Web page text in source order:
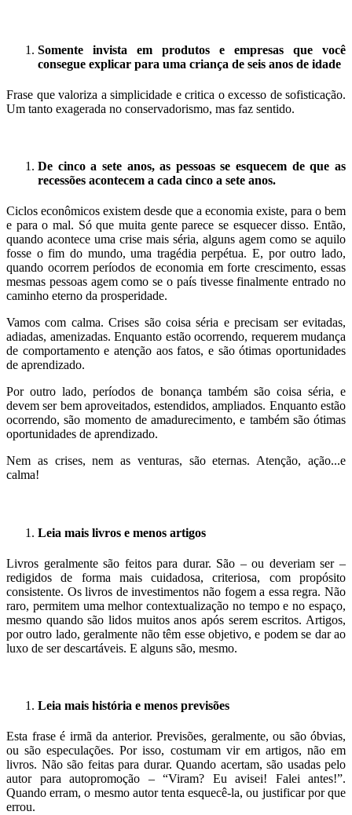
Somente invista em produtos e empresas que você
consegue explicar para uma criança de seis anos de idade
Frase que valoriza a simplicidade e critica o excesso de sofisticação.
Um tanto exagerada no conservadorismo, mas faz sentido.
De cinco a sete anos, as pessoas se esquecem de que as
recessões acontecem a cada cinco a sete anos.
Ciclos econômicos existem desde que a economia existe, para o bem
e para o mal. Só que muita gente parece se esquecer disso. Então,
quando acontece uma crise mais séria, alguns agem como se aquilo
fosse o fim do mundo, uma tragédia perpétua. E, por outro lado,
quando ocorrem períodos de economia em forte crescimento, essas
mesmas pessoas agem como se o país tivesse finalmente entrado no
caminho eterno da prosperidade.
Vamos com calma. Crises são coisa séria e precisam ser evitadas,
adiadas, amenizadas. Enquanto estão ocorrendo, requerem mudança
de comportamento e atenção aos fatos, e são ótimas oportunidades
de aprendizado.
Por outro lado, períodos de bonança também são coisa séria, e
devem ser bem aproveitados, estendidos, ampliados. Enquanto estão
ocorrendo, são momento de amadurecimento, e também são ótimas
oportunidades de aprendizado.
Nem as crises, nem as venturas, são eternas. Atenção, ação...e
calma!
Leia mais livros e menos artigos
Livros geralmente são feitos para durar. São – ou deveriam ser –
redigidos de forma mais cuidadosa, criteriosa, com propósito
consistente. Os livros de investimentos não fogem a essa regra. Não
raro, permitem uma melhor contextualização no tempo e no espaço,
mesmo quando são lidos muitos anos após serem escritos. Artigos,
por outro lado, geralmente não têm esse objetivo, e podem se dar ao
luxo de ser descartáveis. E alguns são, mesmo.
Leia mais história e menos previsões
Esta frase é irmã da anterior. Previsões, geralmente, ou são óbvias,
ou são especulações. Por isso, costumam vir em artigos, não em
livros. Não são feitas para durar. Quando acertam, são usadas pelo
autor para autopromoção – “Viram? Eu avisei! Falei antes!”.
Quando erram, o mesmo autor tenta esquecê-la, ou justificar por que
errou.